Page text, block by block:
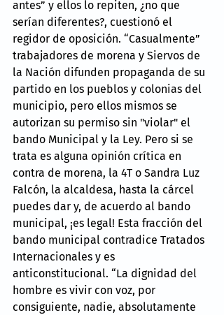
antes” y ellos lo repiten, ¿no que
serían diferentes?, cuestionó el
regidor de oposición. “Casualmente”
trabajadores de morena y Siervos de
la Nación difunden propaganda de su
partido en los pueblos y colonias del
municipio, pero ellos mismos se
autorizan su permiso sin "violar" el
bando Municipal y la Ley. Pero si se
trata es alguna opinión crítica en
contra de morena, la 4T o Sandra Luz
Falcón, la alcaldesa, hasta la cárcel
puedes dar y, de acuerdo al bando
municipal, ¡es legal! Esta fracción del
bando municipal contradice Tratados
Internacionales y es
anticonstitucional. “La dignidad del
hombre es vivir con voz, por
consiguiente, nadie, absolutamente